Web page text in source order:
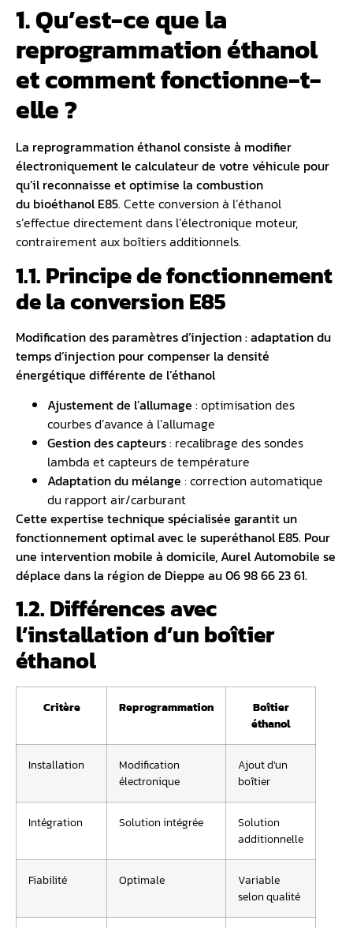
1. Qu’est-ce que la
reprogrammation éthanol
et comment fonctionne-t-
elle ?
La reprogrammation éthanol consiste à modifier
électroniquement le calculateur de votre véhicule pour
qu’il reconnaisse et optimise la combustion
du bioéthanol E85. Cette conversion à l’éthanol
s’effectue directement dans l’électronique moteur,
contrairement aux boîtiers additionnels.
1.1. Principe de fonctionnement
de la conversion E85
Modification des paramètres d’injection : adaptation du
temps d’injection pour compenser la densité
énergétique différente de l’éthanol
Ajustement de l’allumage : optimisation des
courbes d’avance à l’allumage
Gestion des capteurs: recalibrage des sondes
lambda et capteurs de température
Adaptation du mélange : correction automatique
du rapport air/carburant
Cette expertise technique spécialisée garantit un
fonctionnement optimal avec le superéthanol E85. Pour
une intervention mobile à domicile,Aurel Automobile se
déplace dans la région de Dieppe au 06 98 66 23 61.
1.2. Différences avec
l’installation d’un boîtier
éthanol
Critère Reprogrammation
Boîtier
éthanol
Installation
Modification
électronique
Ajout d’un
boîtier
Intégration Solution intégrée
Solution
additionnelle
Fiabilité Optimale
Variable
selon qualité